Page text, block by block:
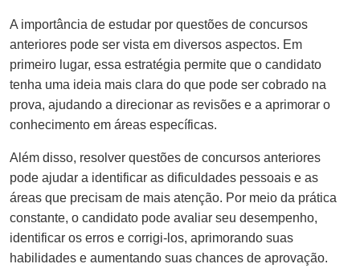
A importância de estudar por questões de concursos
anteriores pode ser vista em diversos aspectos. Em
primeiro lugar, essa estratégia permite que o candidato
tenha uma ideia mais clara do que pode ser cobrado na
prova, ajudando a direcionar as revisões e a aprimorar o
conhecimento em áreas específicas.
Além disso, resolver questões de concursos anteriores
pode ajudar a identificar as dificuldades pessoais e as
áreas que precisam de mais atenção. Por meio da prática
constante, o candidato pode avaliar seu desempenho,
identificar os erros e corrigi-los, aprimorando suas
habilidades e aumentando suas chances de aprovação.